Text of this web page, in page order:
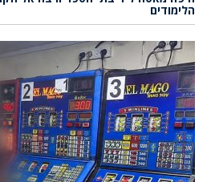
הלימודים